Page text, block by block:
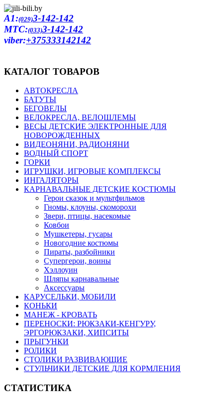
A1:(029)3-142-142
MTC:(033)3-142-142
viber:+375333142142
КАТАЛОГ ТОВАРОВ
АВТОКРЕСЛА
БАТУТЫ
БЕГОВЕЛЫ
ВЕЛОКРЕСЛА, ВЕЛОШЛЕМЫ
ВЕСЫ ДЕТСКИЕ ЭЛЕКТРОННЫЕ ДЛЯ
НОВОРОЖДЕННЫХ
ВИДЕОНЯНИ, РАДИОНЯНИ
ВОДНЫЙ СПОРТ
ГОРКИ
ИГРУШКИ, ИГРОВЫЕ КОМПЛЕКСЫ
ИНГАЛЯТОРЫ
КАРНАВАЛЬНЫЕ ДЕТСКИЕ КОСТЮМЫ
Герои сказок и мультфильмов
Гномы, клоуны, скоморохи
Звери, птицы, насекомые
Ковбои
Мушкетеры, гусары
Новогодние костюмы
Пираты, разбойники
Супергерои, воины
Хэллоуин
Шляпы карнавальные
Аксессуары
КАРУСЕЛЬКИ, МОБИЛИ
КОНЬКИ
МАНЕЖ - КРОВАТЬ
ПЕРЕНОСКИ: РЮКЗАКИ-КЕНГУРУ,
ЭРГОРЮКЗАКИ, ХИПСИТЫ
ПРЫГУНКИ
РОЛИКИ
СТОЛИКИ РАЗВИВАЮЩИЕ
СТУЛЬЧИКИ ДЕТСКИЕ ДЛЯ КОРМЛЕНИЯ
СТАТИСТИКА